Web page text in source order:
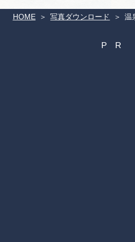
HOME 写真ダウンロード 温